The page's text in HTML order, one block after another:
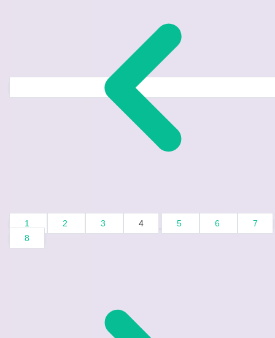
1 2 3 4 5 6
7
8